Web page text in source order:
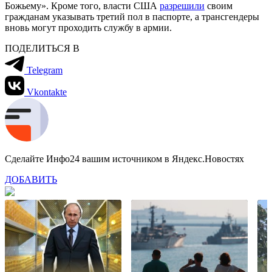
Божьему». Кроме того, власти США разрешили своим
гражданам указывать третий пол в паспорте, а трансгендеры
вновь могут проходить службу в армии.
ПОДЕЛИТЬСЯ В
Telegram
Vkontakte
Сделайте Инфо24 вашим источником в Яндекс.Новостях
ДОБАВИТЬ